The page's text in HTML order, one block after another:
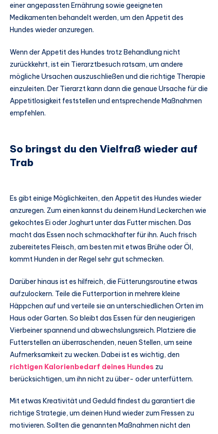
einer angepassten Ernährung sowie geeigneten
Medikamenten behandelt werden, um den Appetit des
Hundes wieder anzuregen.
Wenn der Appetit des Hundes trotz Behandlung nicht
zurückkehrt, ist ein Tierarztbesuch ratsam, um andere
mögliche Ursachen auszuschließen und die richtige Therapie
einzuleiten. Der Tierarzt kann dann die genaue Ursache für die
Appetitlosigkeit feststellen und entsprechende Maßnahmen
empfehlen.
So bringst du den Vielfraß wieder auf
Trab
Es gibt einige Möglichkeiten, den Appetit des Hundes wieder
anzuregen. Zum einen kannst du deinem Hund Leckerchen wie
gekochtes Ei oder Joghurt unter das Futter mischen. Das
macht das Essen noch schmackhafter für ihn. Auch frisch
zubereitetes Fleisch, am besten mit etwas Brühe oder Öl,
kommt Hunden in der Regel sehr gut schmecken.
Darüber hinaus ist es hilfreich, die Fütterungsroutine etwas
aufzulockern. Teile die Futterportion in mehrere kleine
Häppchen auf und verteile sie an unterschiedlichen Orten im
Haus oder Garten. So bleibt das Essen für den neugierigen
Vierbeiner spannend und abwechslungsreich. Platziere die
Futterstellen an überraschenden, neuen Stellen, um seine
Aufmerksamkeit zu wecken. Dabei ist es wichtig, den
richtigen Kalorienbedarf deines Hundes zu
berücksichtigen, um ihn nicht zu über- oder unterfüttern.
Mit etwas Kreativität und Geduld findest du garantiert die
richtige Strategie, um deinen Hund wieder zum Fressen zu
motivieren. Sollten die genannten Maßnahmen nicht den